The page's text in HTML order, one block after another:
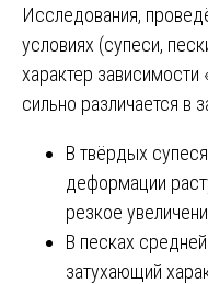
Исследования,
условиях (супеси,
характер зависимости
сильно различается в
В твёрдых
деформации
резкое
В песках
затухающий